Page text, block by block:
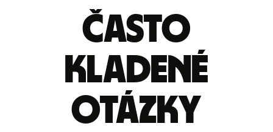
Často
kladené
otázky